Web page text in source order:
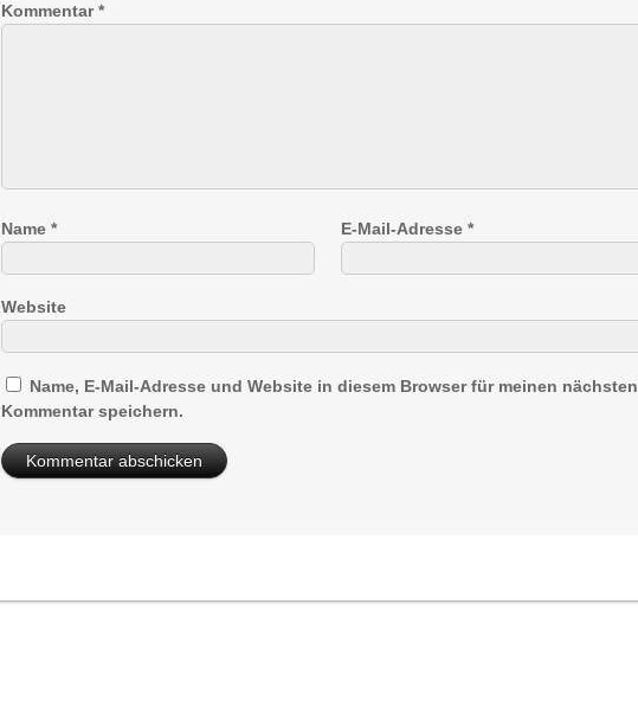
Kommentar*
Name * E-Mail-Adresse*
Website
Name, E-Mail-Adresse und Website in diesem Browser für meinen nächsten
Kommentar speichern.